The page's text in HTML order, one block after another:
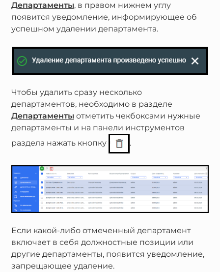
Департаменты, в правом нижнем углу
появится уведомление, информирующее об
успешном удалении департамента.
Чтобы удалить сразу несколько
департаментов, необходимо в разделе
Департаменты отметить чекбоксами нужные
департаменты и на панели инструментов
раздела нажать кнопку
.
Если какой-либо отмеченный департамент
включает в себя должностные позиции или
другие департаменты, появится уведомление,
запрещающее удаление.